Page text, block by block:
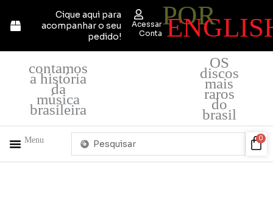
para
Cique aqui para
acompanhar o seu
pedido!
Acessar
Conta
POR
contamos
a história
da
música
brasileira
OS
discos
mais
raros
do
brasil
Menu
Pesquisar
0